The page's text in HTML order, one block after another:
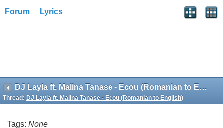
Forum Lyrics
DJ Layla ft. Malina Tanase - Ecou (Romanian to English)
Thread: DJ Layla ft. Malina Tanase - Ecou (Romanian to English)
Tags: None